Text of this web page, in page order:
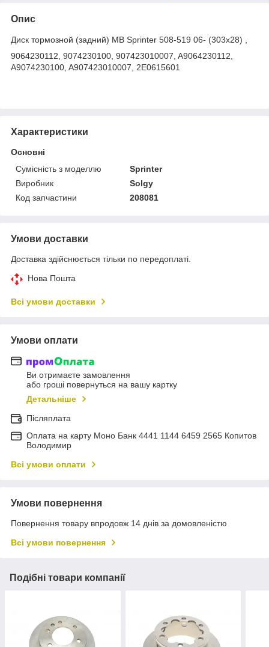
Опис
Диск тормозной (задний) MB Sprinter 508-519 06- (303x28) ,
9064230112, 9074230100, 907423010007, A9064230112,
A9074230100, A907423010007, 2E0615601
Характеристики
Основні
Сумісність з моделлю
Sprinter
Виробник
Solgy
Код запчастини
208081
Умови доставки
Доставка здійснюється тільки по передоплаті.
Нова Пошта
Всі умови доставки
Умови оплати
Ви отримаєте замовлення
або гроші повернуться на вашу картку
Детальніше
Післяплата
Оплата на карту Моно Банк 4441 1144 6459 2565 Копитов
Володимир
Всі умови оплати
Умови повернення
Повернення товару впродовж 14 днів за домовленістю
Всі умови повернення
Подібні товари компанії